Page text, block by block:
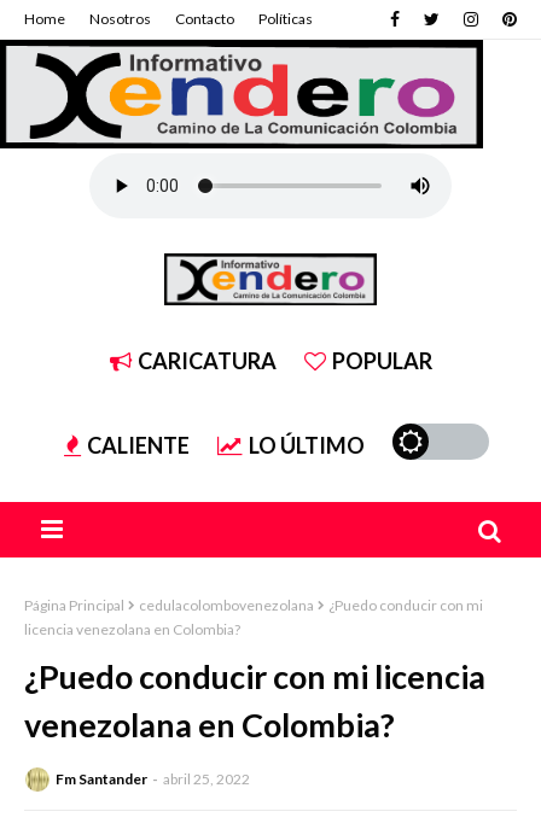
Home Nosotros Contacto Políticas
CARICATURA POPULAR
CALIENTE LO ÚLTIMO
Página Principal cedulacolombovenezolana
¿Puedo conducir con mi
licencia venezolana en Colombia?
¿Puedo conducir con mi licencia
venezolana en Colombia?
Fm Santander abril 25, 2022